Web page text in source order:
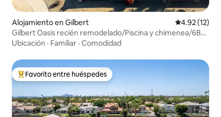
Alojamiento en Gilbert Calificación
4.92 (12)
Gilbert Oasis recién remodelado/Piscina y chimenea/6BD
3BA
Ubicación · Familiar · Comodidad
Favorito entre huéspedes preferido
Favorito entre huéspedes